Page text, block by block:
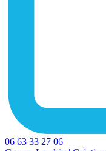
06 63 33 27 06